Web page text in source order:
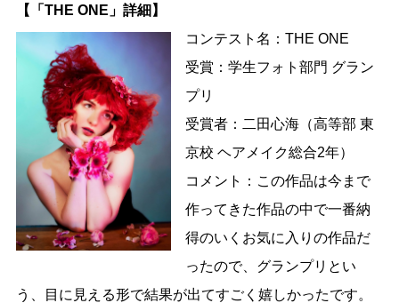
【「THE ONE」詳細】
コンテスト名：THE ONE
受賞：学生フォト部門 グラン
プリ
受賞者：二田心海（高等部 東
京校 ヘアメイク総合2年）
コメント：この作品は今まで
作ってきた作品の中で一番納
得のいくお気に入りの作品だ
ったので、グランプリとい
う、目に見える形で結果が出てすごく嬉しかったです。